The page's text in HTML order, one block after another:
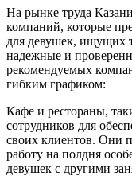
На рынке труда
компаний, которые
для девушек, ищущих
надежные и
рекомендуемых
гибким графиком:
Кафе и рестораны,
сотрудников для
своих клиентов. Они
работу на полдня
девушек с другими